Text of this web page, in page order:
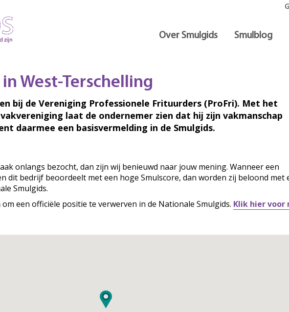
Over Smulgids Smulblog
West-Terschelling
bij de Vereniging Professionele Frituurders (ProFri). Met het
laat de ondernemer zien dat hij zijn vakmanschap
daarmee een basisvermelding in de Smulgids.
onlangs bezocht, dan zijn wij benieuwd naar jouw mening. Wanneer een
dit bedrijf beoordeelt met een hoge Smulscore, dan worden zij beloond met
Smulgids.
een officiële positie te verwerven in de Nationale Smulgids. Klik hier voor